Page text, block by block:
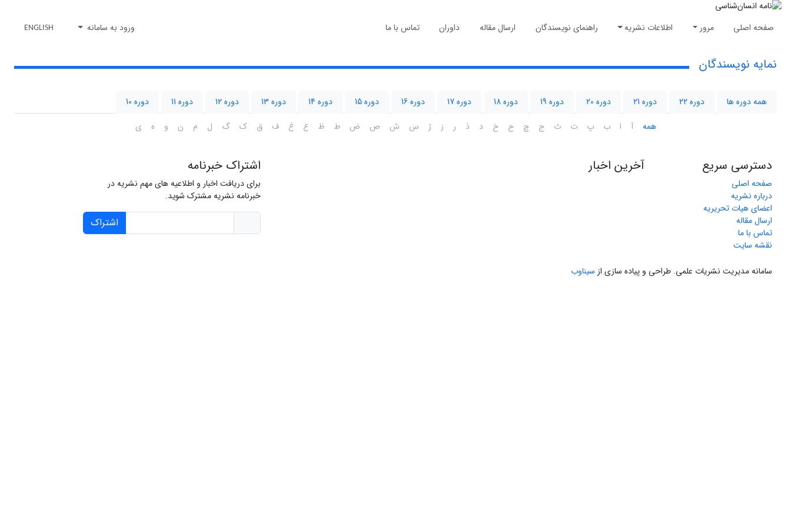
صفحه اصلی مرور اطلاعات نشریه راهنمای نویسندگان ارسال مقاله داوران تماس با ما ورود به سامانه ENGLISH
نمایه نویسندگان
همه دوره ها دوره 22 دوره 21 دوره 20 دوره 19 دوره 18 دوره 17 دوره 16 دوره 15 دوره 14 دوره 13 دوره 12 دوره 11
دوره 10
همه
آ ا ب پ ت ث ج چ ح خ د ذ ر ز ژ س ش ص ض ط ظ ع غ ف ق ک گ ل م ن و ه ی
دسترسی سریع
صفحه اصلی
درباره نشریه
اعضای هیات تحریریه
ارسال مقاله
تماس با ما
نقشه سایت
آخرین اخبار اشتراک خبرنامه
برای دریافت اخبار و اطلاعیه های مهم نشریه در
خبرنامه نشریه مشترک شوید.
اشتراک
سامانه مدیریت نشریات علمی. طراحی و پیاده سازی از سیناوب